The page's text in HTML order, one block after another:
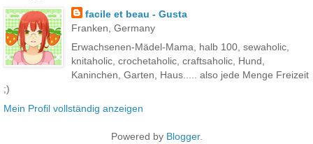
facile et beau - Gusta
Franken, Germany
Erwachsenen-Mädel-Mama, halb 100, sewaholic,
knitaholic, crochetaholic, craftsaholic, Hund,
Kaninchen, Garten, Haus..... also jede Menge Freizeit
;)
Mein Profil vollständig anzeigen
Powered by Blogger.